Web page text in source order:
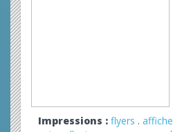
Impressions : flyers .